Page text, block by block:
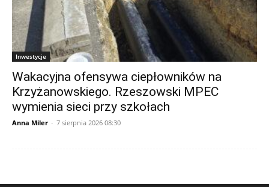
Inwestycje
Wakacyjna ofensywa ciepłowników na
Krzyżanowskiego. Rzeszowski MPEC
wymienia sieci przy szkołach
Anna Miler - 7 sierpnia 2026 08:30